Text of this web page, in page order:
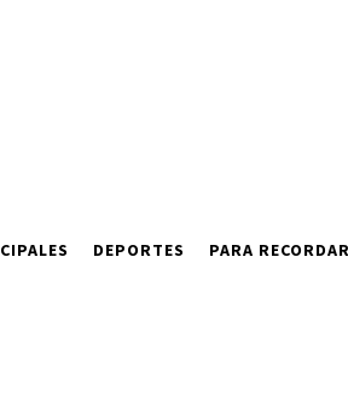
DEPORTES PARA RECORDAR